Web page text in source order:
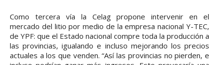
Como tercera vía la Celag propone intervenir en el
mercado del litio por medio de la empresa nacional Y-TEC,
de YPF: que el Estado nacional compre toda la producción a
las provincias, igualando e incluso mejorando los precios
actuales a los que venden. “Así las provincias no pierden, e